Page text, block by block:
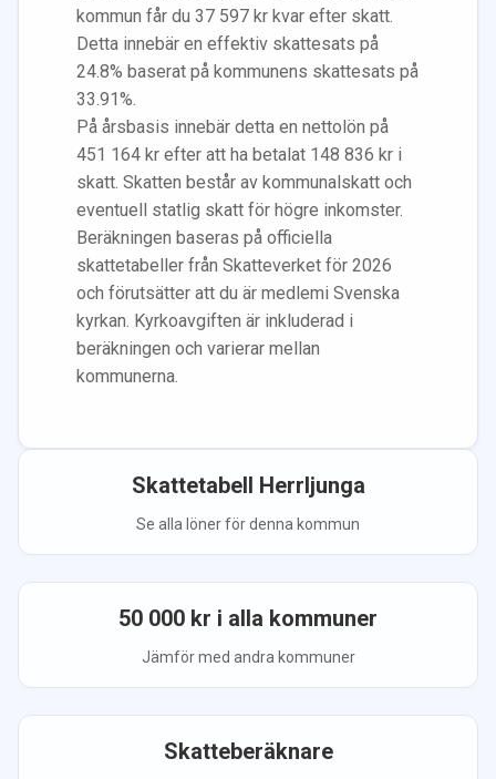
kommun får du 37 597 kr kvar efter skatt.
Detta innebär en effektiv skattesats på
24.8% baserat på kommunens skattesats på
33.91%.
På årsbasis innebär detta en nettolön på
451 164 kr efter att ha betalat 148 836 kr i
skatt. Skatten består av kommunalskatt och
eventuell statlig skatt för högre inkomster.
Beräkningen baseras på officiella
skattetabeller från Skatteverket för 2026
och förutsätter att du är medlemi Svenska
kyrkan. Kyrkoavgiften är inkluderad i
beräkningen och varierar mellan
kommunerna.
Skattetabell Herrljunga
Se alla löner för denna kommun
50 000 kr i alla kommuner
Jämför med andra kommuner
Skatteberäknare